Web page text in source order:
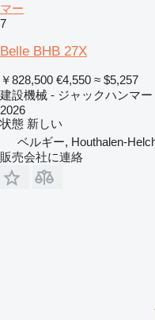
マー
7
Belle BHB 27X
￥828,500 €4,550 ≈ $5,257
建設機械 - ジャックハンマー
2026
状態 新しい
ベルギー, Houthalen-
販売会社に連絡